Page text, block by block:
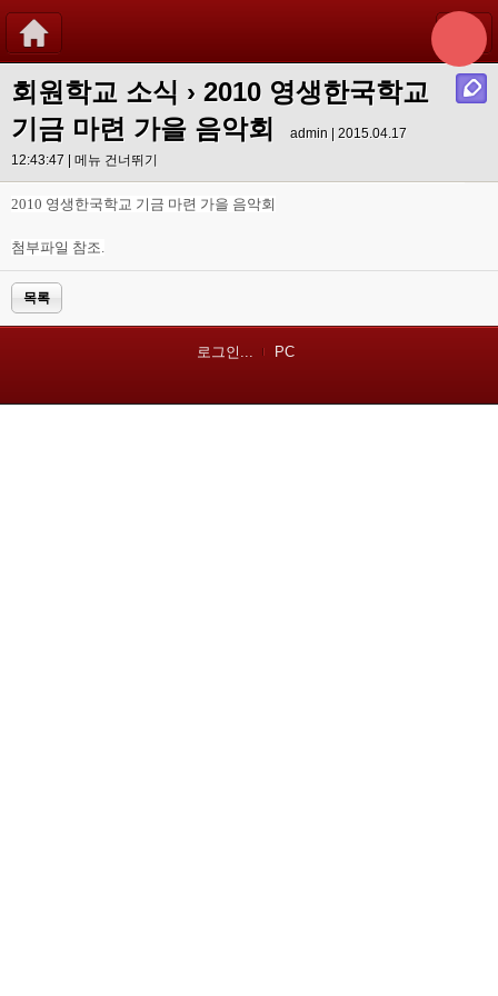
회원학교 소식 › 2010 영생한국학교
기금 마련 가을 음악회
admin | 2015.04.17
12:43:47 | 메뉴 건너뛰기
2010 영생한국학교 기금 마련 가을 음악회
첨부파일 참조.
목록
로그인... PC